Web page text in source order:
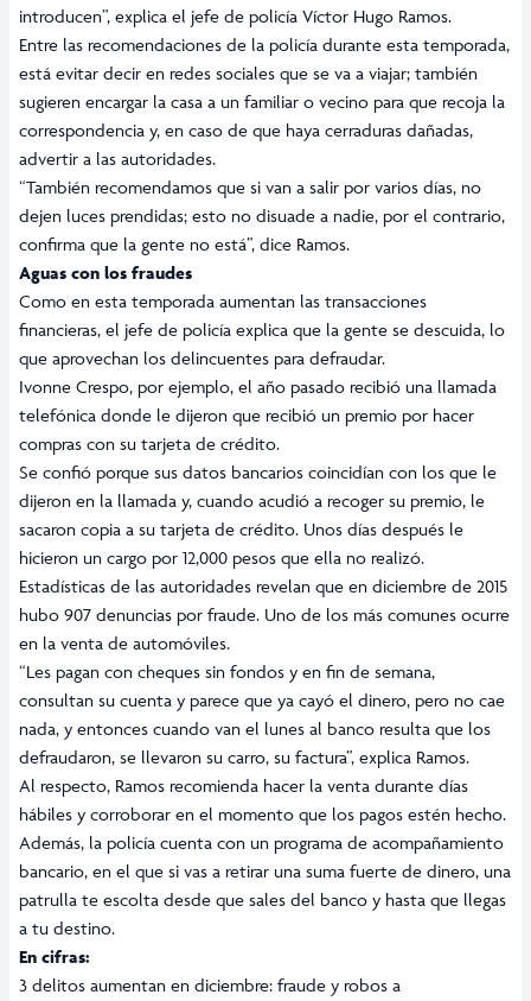
introducen”, explica el jefe de policía Víctor Hugo Ramos.
Entre las recomendaciones de la policía durante esta temporada,
está evitar decir en redes sociales que se va a viajar; también
sugieren encargar la casa a un familiar o vecino para que recoja la
correspondencia y, en caso de que haya cerraduras dañadas,
advertir a las autoridades.
“También recomendamos que si van a salir por varios días, no
dejen luces prendidas; esto no disuade a nadie, por el contrario,
confirma que la gente no está”, dice Ramos.
Aguas con los fraudes
Como en esta temporada aumentan las transacciones
financieras, el jefe de policía explica que la gente se descuida, lo
que aprovechan los delincuentes para defraudar.
Ivonne Crespo, por ejemplo, el año pasado recibió una llamada
telefónica donde le dijeron que recibió un premio por hacer
compras con su tarjeta de crédito.
Se confió porque sus datos bancarios coincidían con los que le
dijeron en la llamada y, cuando acudió a recoger su premio, le
sacaron copia a su tarjeta de crédito. Unos días después le
hicieron un cargo por 12,000 pesos que ella no realizó.
Estadísticas de las autoridades revelan que en diciembre de 2015
hubo 907 denuncias por fraude. Uno de los más comunes ocurre
en la venta de automóviles.
“Les pagan con cheques sin fondos y en fin de semana,
consultan su cuenta y parece que ya cayó el dinero, pero no cae
nada, y entonces cuando van el lunes al banco resulta que los
defraudaron, se llevaron su carro, su factura”, explica Ramos.
Al respecto, Ramos recomienda hacer la venta durante días
hábiles y corroborar en el momento que los pagos estén hecho.
Además, la policía cuenta con un programa de acompañamiento
bancario, en el que si vas a retirar una suma fuerte de dinero, una
patrulla te escolta desde que sales del banco y hasta que llegas
a tu destino.
En cifras:
3 delitos aumentan en diciembre: fraude y robos a